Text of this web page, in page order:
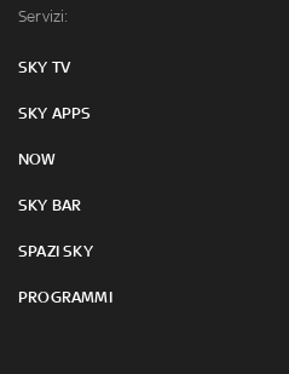
Servizi:
SKY TV
SKY APPS
NOW
SKY BAR
SPAZI SKY
PROGRAMMI